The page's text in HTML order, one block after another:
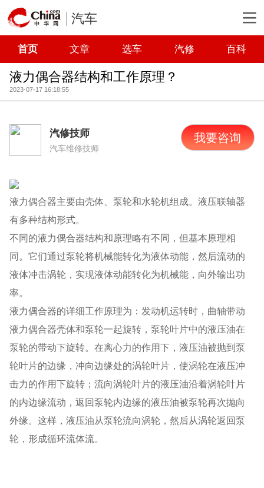
汽车
首页 文章 选车 汽修 百科
液力偶合器结构和工作原理？
2023-07-17 16:18:55
汽修技师
汽车维修技师
我要咨询
液力偶合器主要由壳体、泵轮和水轮机组成。液压联轴器
有多种结构形式。
不同的液力偶合器结构和原理略有不同，但基本原理相
同。它们通过泵轮将机械能转化为液体动能，然后流动的
液体冲击涡轮，实现液体动能转化为机械能，向外输出功
率。
液力偶合器的详细工作原理为：发动机运转时，曲轴带动
液力偶合器壳体和泵轮一起旋转，泵轮叶片中的液压油在
泵轮的带动下旋转。在离心力的作用下，液压油被抛到泵
轮叶片的边缘，冲向边缘处的涡轮叶片，使涡轮在液压冲
击力的作用下旋转；流向涡轮叶片的液压油沿着涡轮叶片
的内边缘流动，返回泵轮内边缘的液压油被泵轮再次抛向
外缘。这样，液压油从泵轮流向涡轮，然后从涡轮返回泵
轮，形成循环流体流。